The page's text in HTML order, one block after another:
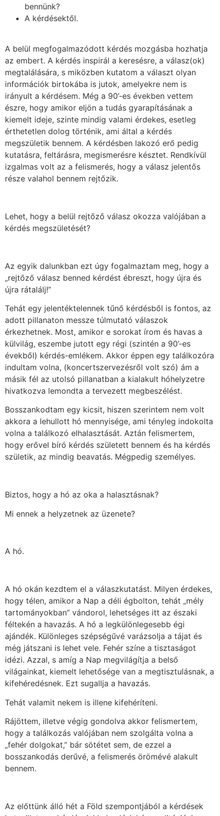
bennünk?
A kérdésektől.
A belül megfogalmazódott kérdés mozgásba hozhatja
az embert. A kérdés inspirál a keresésre, a válasz(ok)
megtalálására, s miközben kutatom a választ olyan
információk birtokába is jutok, amelyekre nem is
irányult a kérdésem. Még a 90’-es években vettem
észre, hogy amikor eljön a tudás gyarapításának a
kiemelt ideje, szinte mindig valami érdekes, esetleg
érthetetlen dolog történik, ami által a kérdés
megszületik bennem. A kérdésben lakozó erő pedig
kutatásra, feltárásra, megismerésre késztet. Rendkívül
izgalmas volt az a felismerés, hogy a válasz jelentős
része valahol bennem rejtőzik.
Lehet, hogy a belül rejtőző válasz okozza valójában a
kérdés megszületését?
Az egyik dalunkban ezt úgy fogalmaztam meg, hogy a
„rejtőző válasz benned kérdést ébreszt, hogy újra és
újra rátalálj!”
Tehát egy jelentéktelennek tűnő kérdésből is fontos, az
adott pillanaton messze túlmutató válaszok
érkezhetnek. Most, amikor e sorokat írom és havas a
külvilág, eszembe jutott egy régi (szintén a 90’-es
évekből) kérdés-emlékem. Akkor éppen egy találkozóra
indultam volna, (koncertszervezésről volt szó) ám a
másik fél az utolsó pillanatban a kialakult hóhelyzetre
hivatkozva lemondta a tervezett megbeszélést.
Bosszankodtam egy kicsit, hiszen szerintem nem volt
akkora a lehullott hó mennyisége, ami tényleg indokolta
volna a találkozó elhalasztását. Aztán felismertem,
hogy erővel bíró kérdés született bennem és ha kérdés
születik, az mindig beavatás. Mégpedig személyes.
Biztos, hogy a hó az oka a halasztásnak?
Mi ennek a helyzetnek az üzenete?
A hó.
A hó okán kezdtem el a válaszkutatást. Milyen érdekes,
hogy télen, amikor a Nap a déli égbolton, tehát „mély
tartományokban” vándorol, lehetséges itt az északi
féltekén a havazás. A hó a legkülönlegesebb égi
ajándék. Különleges szépségűvé varázsolja a tájat és
még játszani is lehet vele. Fehér színe a tisztaságot
idézi. Azzal, s amíg a Nap megvilágítja a belső
világainkat, kiemelt lehetősége van a megtisztulásnak, a
kifehéredésnek. Ezt sugallja a havazás.
Tehát valamit nekem is illene kifehéríteni.
Rájöttem, illetve végig gondolva akkor felismertem,
hogy a találkozás valójában nem szolgálta volna a
„fehér dolgokat,” bár sötétet sem, de ezzel a
bosszankodás derűvé, a felismerés örömévé alakult
bennem.
Az előttünk álló hét a Föld szempontjából a kérdések